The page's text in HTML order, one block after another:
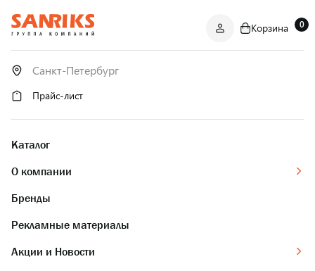
ОПТОМ
И В РОЗНИЦУ
Корзина 0
Прайс-лист
Каталог
О компании
Бренды
Рекламные материалы
Акции и Новости